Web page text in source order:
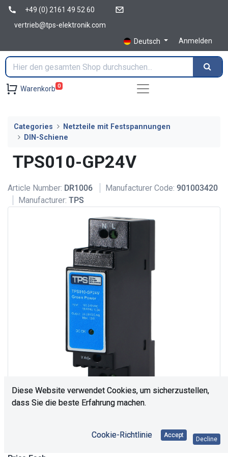
+49 (0) 2161 49 52 60
vertrieb@tps-elektronik.com
Deutsch
Anmelden
Warenkorb 0
Categories
Netzteile mit Festspannungen
DIN-Schiene
TPS010-GP24V
Article Number: DR1006 Manufacturer Code: 901003420
Manufacturer: TPS
35 In Stock
Diese Website verwendet Cookies, um sicherzustellen,
dass Sie die beste Erfahrung machen.
Cookie-Richtlinie Accept
Decline